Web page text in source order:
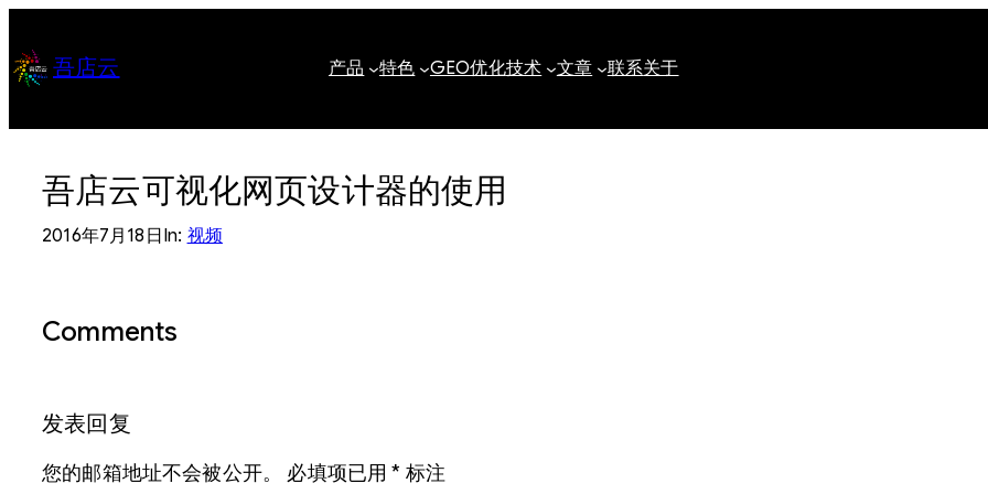
至
内
容
吾店云 产品 特色 GEO优化技术 文章 联系关于
吾店云可视化网页设计器的使用
2016年7月18日In: 视频
Comments
发表回复
您的邮箱地址不会被公开。 必填项已用* 标注